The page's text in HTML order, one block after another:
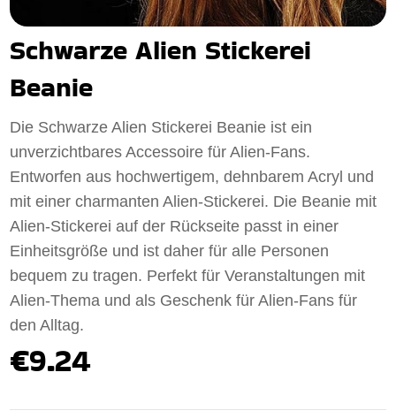
Schwarze Alien Stickerei
Beanie
Die Schwarze Alien Stickerei Beanie ist ein
unverzichtbares Accessoire für Alien-Fans.
Entworfen aus hochwertigem, dehnbarem Acryl und
mit einer charmanten Alien-Stickerei. Die Beanie mit
Alien-Stickerei auf der Rückseite passt in einer
Einheitsgröße und ist daher für alle Personen
bequem zu tragen. Perfekt für Veranstaltungen mit
Alien-Thema und als Geschenk für Alien-Fans für
den Alltag.
€9.24